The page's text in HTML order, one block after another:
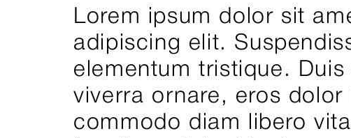
Lorem ipsum dolor sit
adipiscing elit.
elementum tristique.
viverra ornare, eros
commodo diam libero